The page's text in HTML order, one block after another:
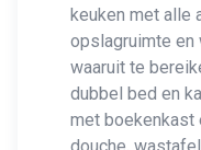
keuken met alle
opslagruimte en
waaruit te
dubbel bed en
met boekenkast